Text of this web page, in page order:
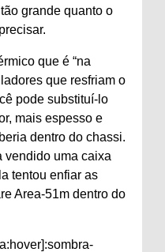
grande quanto o
que é “na
que resfriam o
pode substituí-lo
mais espesso e
dentro do chassi.
vendido uma caixa
tentou enfiar as
Area-51m dentro do